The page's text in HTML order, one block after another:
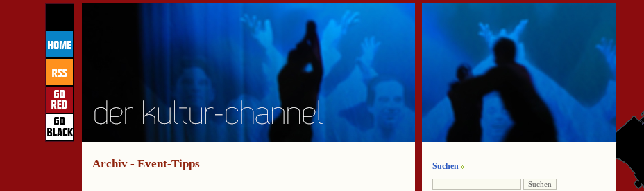
Archiv - Event-Tipps Suchen